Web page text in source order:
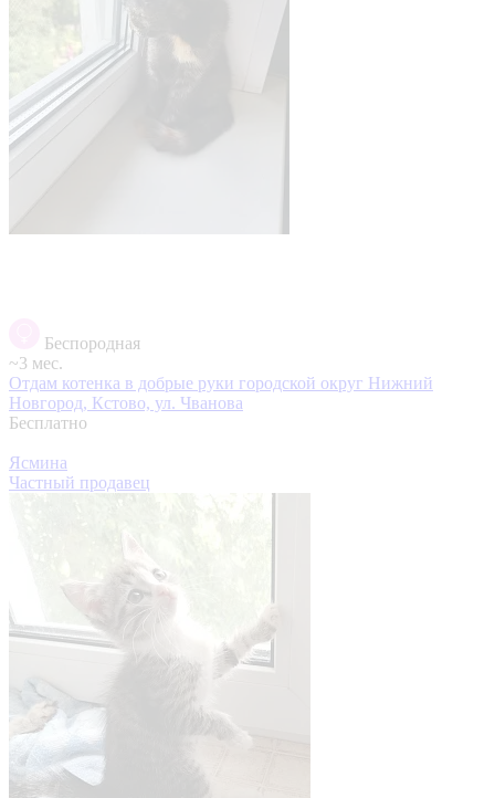
Беспородная
~3 мес.
Отдам котенка в добрые руки городской округ Нижний
Новгород, Кстово, ул. Чванова
Бесплатно
Ясмина
Частный продавец